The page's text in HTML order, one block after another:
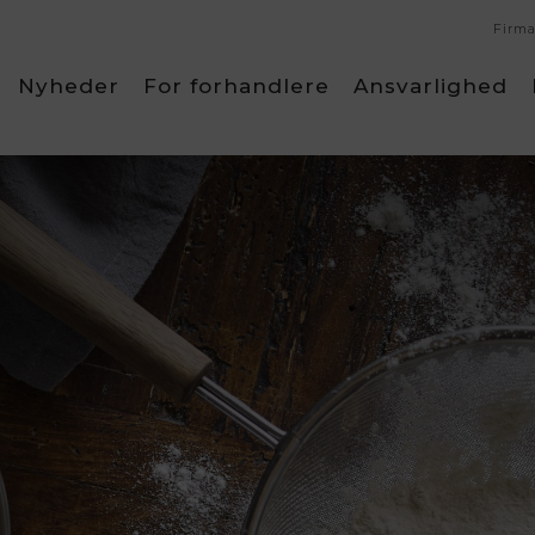
Lion Sabatier
Luigi Bormioli
Lyngby Glas
Pillivuyt
Pillivuyt
Nyheder For forhandlere Ansvarlighed